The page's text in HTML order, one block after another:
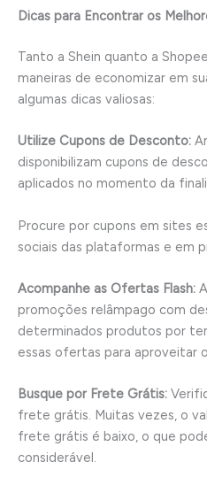
Dicas para Encontrar os
Tanto a Shein quanto a
maneiras de economizar em
algumas dicas valiosas:
Utilize Cupons de Desconto:
disponibilizam cupons de
aplicados no momento da
Procure por cupons em sites
sociais das plataformas e em
Acompanhe as Ofertas Flash:
promoções relâmpago com
determinados produtos por
essas ofertas para aproveitar
Busque por Frete Grátis:
frete grátis. Muitas vezes, o
frete grátis é baixo, o que
considerável.